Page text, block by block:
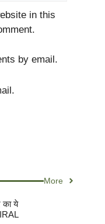
in this
by email.
More
का ये